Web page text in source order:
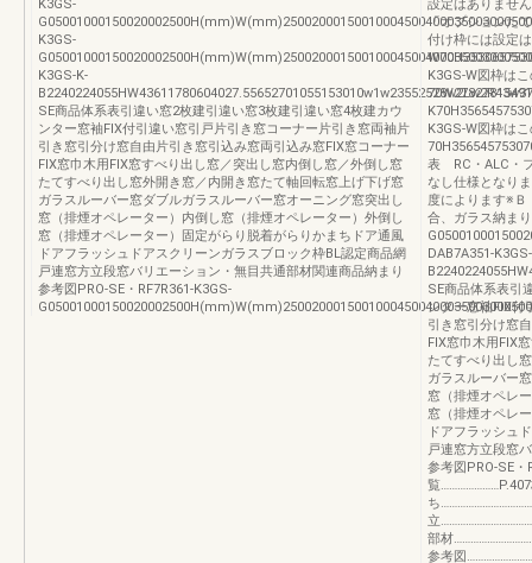
K3GS-
K3GS-
K3GS-K-
SE商品体系表引違い窓2枚建引違い窓3枚建引違い窓4枚建カウ
ンター窓袖FIX付引違い窓引戸片引き窓コーナー片引き窓両袖片
引き窓引分け窓自由片引き窓引込み窓両引込み窓FIX窓コーナー
FIX窓巾木用FIX窓すべり出し窓／突出し窓内倒し窓／外倒し窓
たてすべり出し窓外開き窓／内開き窓たて軸回転窓上げ下げ窓
ガラスルーバー窓ダブルガラスルーバー窓オーニング窓突出し
窓（排煙オペレーター）内倒し窓（排煙オペレーター）外倒し
窓（排煙オペレーター）固定がらり脱着がらりかまちドア通風
ドアフラッシュドアスクリーンガラスブロック枠BL認定商品網
戸連窓方立段窓バリエーション・無目共通部材関連商品納まり
参考図PRO-SE・RF7R361-K3GS-
設定はありませ
「オプションた
付け枠には設定
K3GS-W図枠は
K3GS-W図枠は
表 RC・ALC・
なし仕様となり
度によります※Ｂ
合、ガラス納ま
DAB7A351-
SE商品体系表引
ンター窓袖FIX付
引き窓引分け窓
FIX窓巾木用FIX
たてすべり出し
ガラスルーバー
窓（排煙オペレ
窓（排煙オペレ
ドアフラッシュ
戸連窓方立段窓
参考図PRO-SE
覧
ち
立
部材
参考図